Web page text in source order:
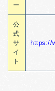
ー
公
式
サ
イ
ト
https://